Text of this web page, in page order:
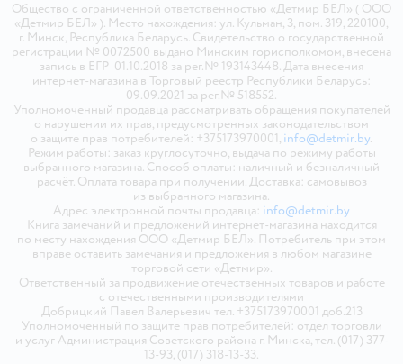
Общество с ограниченной ответственностью «Детмир БЕЛ» ( ООО
«Детмир БЕЛ» ). Место нахождения: ул. Кульман, 3, пом. 319, 220100,
г. Минск, Республика Беларусь. Свидетельство о государственной
регистрации № 0072500 выдано Минским горисполкомом, внесена
запись в ЕГР 01.10.2018 за рег.№ 193143448. Дата внесения
интернет-магазина в Торговый реестр Республики Беларусь:
09.09.2021 за рег.№ 518552.
Уполномоченный продавца рассматривать обращения покупателей
о нарушении их прав, предусмотренных законодательством
о защите прав потребителей: +375173970001, info@detmir.by.
Режим работы: заказ круглосуточно, выдача по режиму работы
выбранного магазина. Способ оплаты: наличный и безналичный
расчёт. Оплата товара при получении. Доставка: самовывоз
из выбранного магазина.
Адрес электронной почты продавца: info@detmir.by
Книга замечаний и предложений интернет-магазина находится
по месту нахождения ООО «Детмир БЕЛ». Потребитель при этом
вправе оставить замечания и предложения в любом магазине
торговой сети «Детмир».
Ответственный за продвижение отечественных товаров и работе
с отечественными производителями
Добрицкий Павел Валерьевич тел. +375173970001 доб.213
Уполномоченный по защите прав потребителей: отдел торговли
и услуг Администрация Советского района г. Минска, тел. (017) 377-
13-93, (017) 318-13-33.